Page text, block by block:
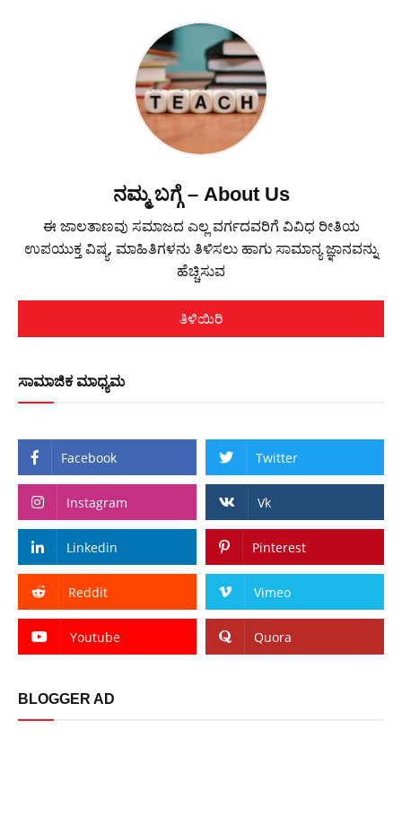
ನಮ್ಮ ಬಗ್ಗೆ – About Us
ಈ ಜಾಲತಾಣವು ಸಮಾಜದ ಎಲ್ಲ ವರ್ಗದವರಿಗೆ ವಿವಿಧ ರೀತಿಯ
ಉಪಯುಕ್ತ ವಿಷ್ಯ, ಮಾಹಿತಿಗಳನು ತಿಳಿಸಲು ಹಾಗು ಸಾಮಾನ್ಯ ಜ್ಞಾನವನ್ನು
ಹೆಚ್ಚಿಸುವ
ತಿಳಿಯಿರಿ
ಸಾಮಾಜಿಕ ಮಾಧ್ಯಮ
Facebook Twitter
Instagram Vk
Linkedin Pinterest
Reddit Vimeo
Youtube Quora
BLOGGER AD